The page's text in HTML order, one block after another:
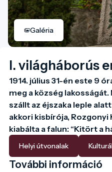
Galéria
I. világháborús
1914. július 31-én este 9
meg a község
szállt az éjszaka leple
akkori kisbírója,
kiabálta a falun: “Kitört a
Helyi útvonalak
További információ